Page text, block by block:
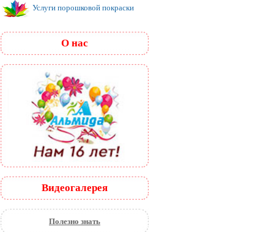
Услуги порошковой покраски
О нас
Видеогалерея
Полезно знать